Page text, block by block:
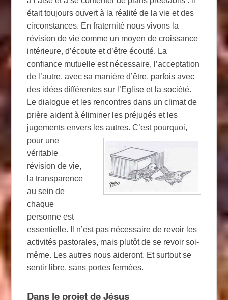
était toujours ouvert à la réalité de la vie et des
circonstances. En fraternité nous vivons la
révision de vie comme un moyen de croissance
intérieure, d’écoute et d’être écouté. La
confiance mutuelle est nécessaire, l’acceptation
de l’autre, avec sa manière d’être, parfois avec
des idées différentes sur l’Eglise et la société.
Le dialogue et les rencontres dans un climat de
prière aident à éliminer les préjugés et les
jugements envers les autres.C’est pourquoi,
pour une
véritable
révision de vie,
la transparence
au sein de
chaque
personne est
essentielle. Il n’est pas nécessaire de revoir les
activités pastorales, mais plutôt de se revoir soi-
même. Les autres nous aideront. Et surtout se
sentir libre, sans portes fermées.
Dans le projet de Jésus